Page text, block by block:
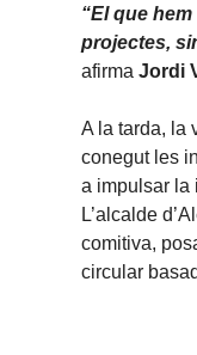
“El que
projectes,
afirma Jordi
A la tarda, la
conegut les
a impulsar la
L’alcalde
comitiva,
circular